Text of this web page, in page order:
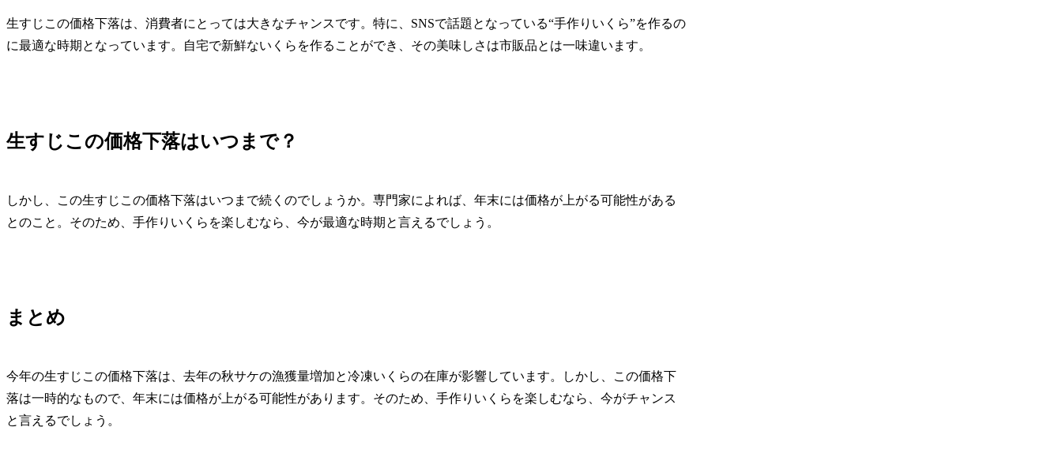
生すじこの価格下落は、消費者にとっては大きなチャンスです。特に、SNSで話題となっている“手作りいくら”を作るの
に最適な時期となっています。自宅で新鮮ないくらを作ることができ、その美味しさは市販品とは一味違います。
生すじこの価格下落はいつまで？
しかし、この生すじこの価格下落はいつまで続くのでしょうか。専門家によれば、年末には価格が上がる可能性がある
とのこと。そのため、手作りいくらを楽しむなら、今が最適な時期と言えるでしょう。
まとめ
今年の生すじこの価格下落は、去年の秋サケの漁獲量増加と冷凍いくらの在庫が影響しています。しかし、この価格下
落は一時的なもので、年末には価格が上がる可能性があります。そのため、手作りいくらを楽しむなら、今がチャンス
と言えるでしょう。